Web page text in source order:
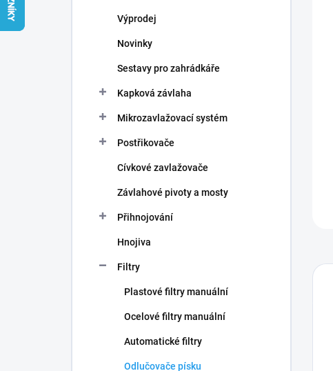
Výprodej
Novinky
Sestavy pro zahrádkáře
Kapková závlaha
Mikrozavlažovací systém
Postřikovače
Cívkové zavlažovače
Závlahové pivoty a mosty
Přihnojování
Hnojiva
Filtry
Plastové filtry manuální
Ocelové filtry manuální
Automatické filtry
Odlučovače písku